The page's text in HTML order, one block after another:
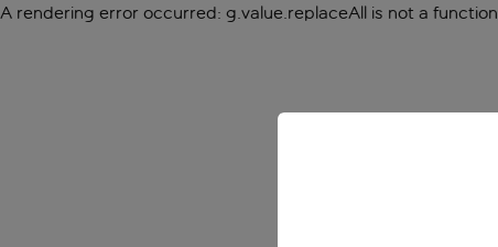
A rendering error occurred: g.value.replaceAll is not a function